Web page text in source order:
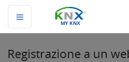
MY KNX
Registrazione a un